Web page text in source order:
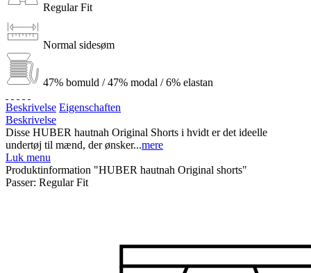
Regular Fit
Normal sidesøm
47% bomuld / 47% modal / 6% elastan
Beskrivelse Eigenschaften
Beskrivelse
Disse HUBER hautnah Original Shorts i hvidt er det ideelle
undertøj til mænd, der ønsker...mere
Luk menu
Produktinformation "HUBER hautnah Original shorts"
Passer: Regular Fit